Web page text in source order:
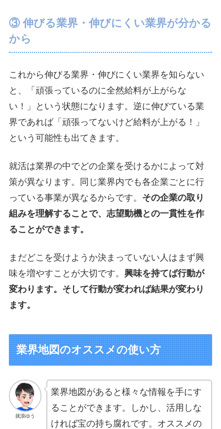
③ 伸びる業界・伸びにくい業界が分かる
から
これから伸びる業界・伸びにくい業界を知らない
と、「頑張っているのに全然給料が上がらな
い！」という状態になります。逆に伸びている業
界であれば「頑張ってないけど給料が上がる！」
という可能性も出てきます。
就活は業界の中でどの企業を受けるかによって対
策が異なります。同じ業界内でも各企業ごとに行
っている事業が異なるからです。 その企業の取り
組みを理解することで、志望動機との一貫性を作
ることができます。
まだどこを受けようか決まっていない人はまず興
味を増やすことが大切です。 興味を持てば行動が
変わります。そして行動が変われば結果が変わり
ます。
業界地図のオススメの使い方
就浪ゆう
業界地図があると様々な情報を手にす
ることができます。しかし、活用しな
ければ宝の持ち腐れです。オススメの